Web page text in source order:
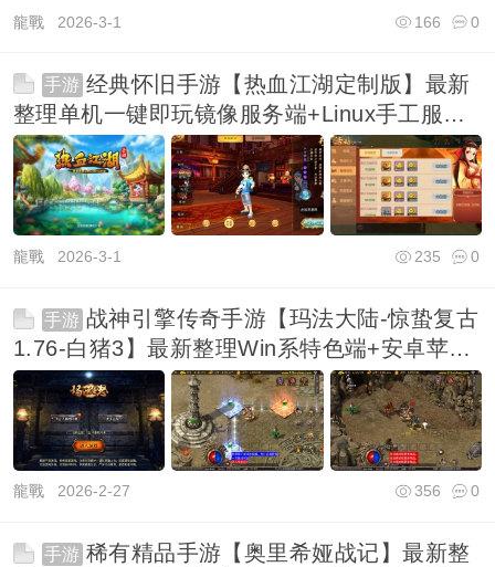
龍戰2026-3-1 0
166
手游 经典怀旧手游【热血江湖定制版】最新
整理单机一键即玩镜像服务端+Linux手工服务
端+安
龍戰2026-3-1 0
235
手游 战神引擎传奇手游【玛法大陆-惊蛰复古
1.76-白猪3】最新整理Win系特色端+安卓苹果
双端+
龍戰2026-2-27 0
356
手游 稀有精品手游【奥里希娅战记】最新整